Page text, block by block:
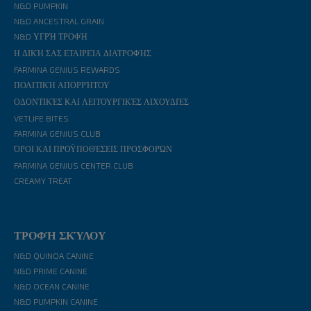
N&D PUMPKIN
N&D ANCESTRAL GRAIN
N&D ΥΓΡΉ ΤΡΟΦΉ
Η ΔΙΚΉ ΣΑΣ ΕΤΑΙΡΕΊΑ ΔΙΑΤΡΟΦΉΣ
FARMINA GENIUS REWARDS
ΠΟΛΙΤΙΚΉ ΑΠΟΡΡΉΤΟΥ
ΟΔΟΝΤΙΚΈΣ ΚΑΙ ΛΕΙΤΟΥΡΓΙΚΈΣ ΛΙΧΟΥΔΙΈΣ
VETLIFE BITES
FARMINA GENIUS CLUB
ΌΡΟΙ ΚΑΙ ΠΡΟΫΠΟΘΈΣΕΙΣ ΠΡΟΣΦΟΡΏΝ
FARMINA GENIUS CENTER CLUB
CREAMY TREAT
ΤΡΟΦΉ ΣΚΎΛΟΥ
N&D QUINOA CANINE
N&D PRIME CANINE
N&D OCEAN CANINE
N&D PUMPKIN CANINE